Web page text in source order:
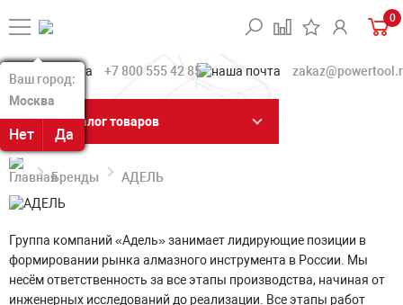
Ваш город:
Москва
Нет Да
Ваш город:
Москва
Нет Да
0
+7 800 555 42 85
Каталог товаров
Бренды АДЕЛЬ
Группа компаний «Адель» занимает лидирующие позиции в
формировании рынка алмазного инструмента в России. Мы
несём ответственность за все этапы производства, начиная от
инженерных исследований до реализации. Все этапы работ